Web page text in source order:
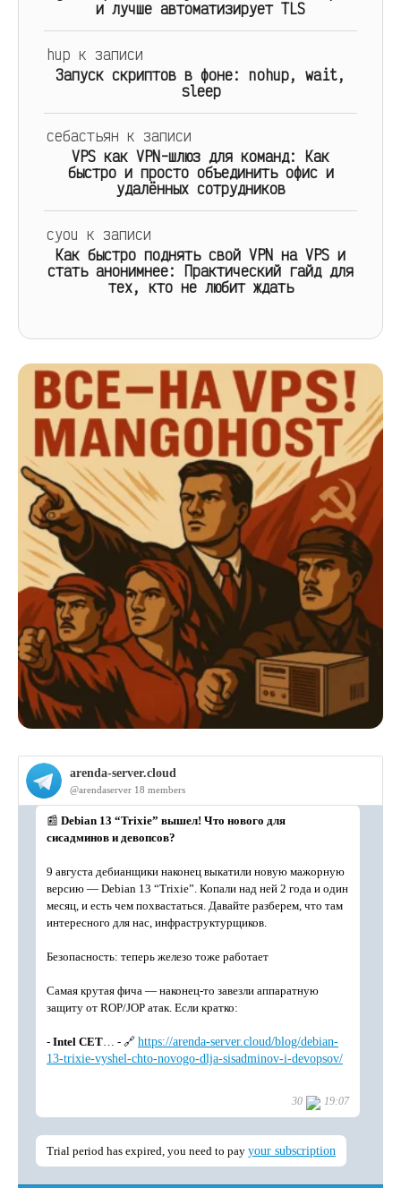
и лучше автоматизирует TLS
hup к записи
Запуск скриптов в фоне: nohup, wait,
sleep
себастьян к записи
VPS как VPN-шлюз для команд: Как
быстро и просто объединить офис и
удалённых сотрудников
cyou к записи
Как быстро поднять свой VPN на VPS и
стать анонимнее: Практический гайд для
тех, кто не любит ждать